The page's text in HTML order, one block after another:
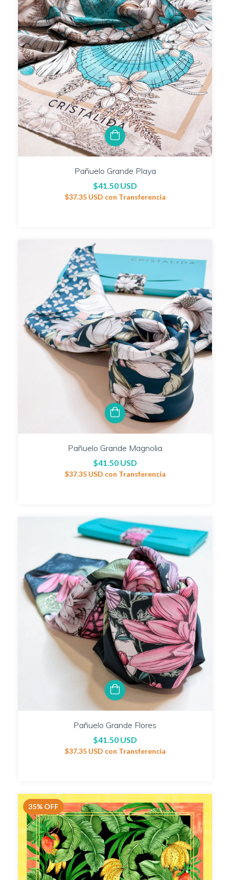
Pañuelo Grande Playa
$41.50 USD
$37.35 USD con Transferencia
Pañuelo Grande Magnolia
$41.50 USD
$37.35 USD con Transferencia
Pañuelo Grande Flores
$41.50 USD
$37.35 USD con Transferencia
35% OFF